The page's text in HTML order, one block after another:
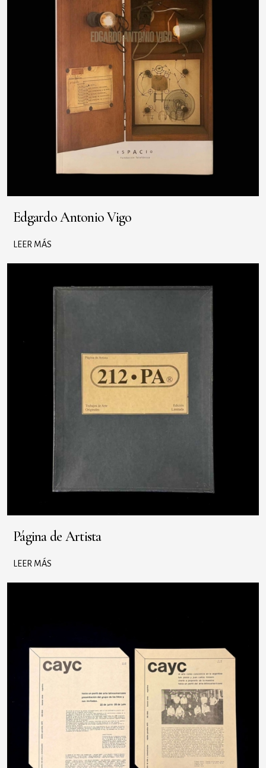
Edgardo Antonio Vigo
LEER MÁS
Página de Artista
LEER MÁS